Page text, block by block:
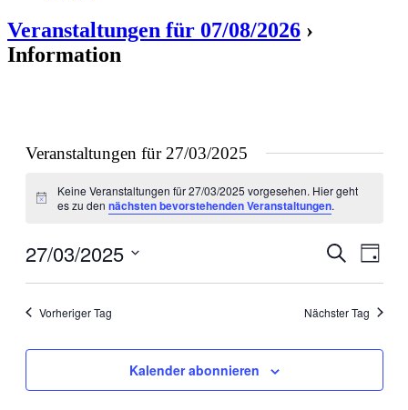
Veranstaltungen für 07/08/2026 ›
Information
Veranstaltungen für 27/03/2025
Hinweis
Keine Veranstaltungen für 27/03/2025 vorgesehen. Hier geht
es zu dennächsten bevorstehenden Veranstaltungen.
Suche
Tag
27/03/2025
Vorheriger Tag
Nächster Tag
Kalender abonnieren